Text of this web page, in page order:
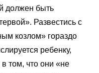
должен быть
Развестись с
козлом» гораздо
ребенку,
том, что они «не